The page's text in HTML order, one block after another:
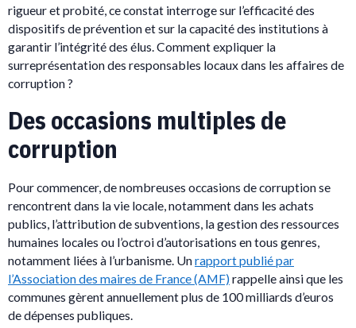
rigueur et probité, ce constat interroge sur l’efficacité des
dispositifs de prévention et sur la capacité des institutions à
garantir l’intégrité des élus. Comment expliquer la
surreprésentation des responsables locaux dans les affaires de
corruption ?
Des occasions multiples de
corruption
Pour commencer, de nombreuses occasions de corruption se
rencontrent dans la vie locale, notamment dans les achats
publics, l’attribution de subventions, la gestion des ressources
humaines locales ou l’octroi d’autorisations en tous genres,
notamment liées à l’urbanisme. Unrapport publié par
l’Association des maires de France (AMF)rappelle ainsi que les
communes gèrent annuellement plus de 100 milliards d’euros
de dépenses publiques.